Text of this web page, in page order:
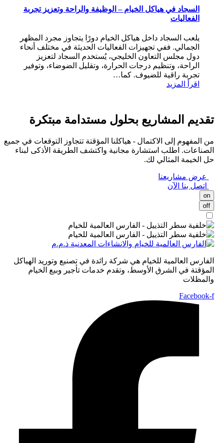
السجاد في هياكل الخيام – الوظيفة والراحة وتعزيز تجربة
الفعاليات
يلعب السجاد داخل هياكل الخيام دورًا يتجاوز مجرد المظهر
الجمالي. ففي تجهيزات الفعاليات الحديثة في مختلف أنحاء
دول مجلس التعاون الخليجي، يُستخدم السجاد لتعزيز
الراحة، وتنظيم درجات الحرارة، وتقليل الضوضاء، وتوفير
تجربة راقية للضيوف. كما…
اقرأ المزيد
تقديم المشاريع بحلول مستدامة مبتكرة
من المفهوم إلى الاكتمال - هياكلنا المؤقتة تتجاوز التوقعات في جميع
الصناعات. اطلب استشارة مجانية واكتشف الطريقة الأذكى لبناء
حل الخيمة المثالي لك.
عرض مشاريعنا
اتصل بنا الآن
on
off
الفارس العالمية للخيام هي شركة رائدة في تصنيع وتوريد الهياكل
المؤقتة في الشرق الأوسط، وتقدم خدمات تأجير وبيع الخيام
والمظلات
Facebook-f